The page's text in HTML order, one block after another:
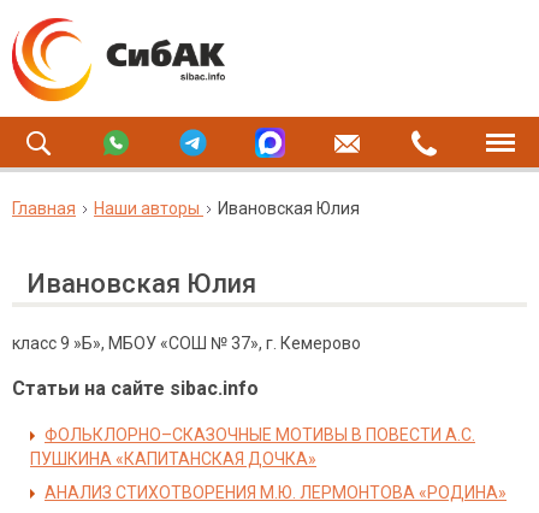
Главная Наши авторы Ивановская Юлия
Ивановская Юлия
класс 9 »Б», МБОУ «СОШ № 37», г. Кемерово
Статьи на сайте sibac.info
ФОЛЬКЛОРНО–СКАЗОЧНЫЕ МОТИВЫ В ПОВЕСТИ А.С.
ПУШКИНА «КАПИТАНСКАЯ ДОЧКА»
АНАЛИЗ СТИХОТВОРЕНИЯ М.Ю. ЛЕРМОНТОВА «РОДИНА»